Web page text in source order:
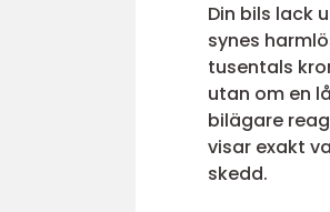
Din bils lack
synes
tusentals
utan om en
bilägare
visar exakt
skedd.